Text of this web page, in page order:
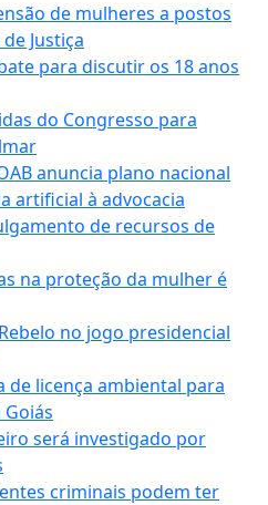
de mulheres a postos
Justiça
para discutir os 18 anos
do Congresso para
anuncia plano nacional
artificial à advocacia
de recursos de
na proteção da mulher é
no jogo presidencial
de licença ambiental para
será investigado por
criminais podem ter